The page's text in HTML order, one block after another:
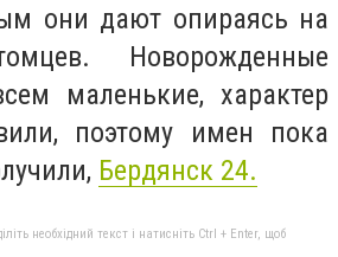
они дают опираясь на
Новорожденные
маленькие, характер
поэтому имен пока
Бердянск 24.
необхідний текст і натисніть Ctrl + Enter, щоб